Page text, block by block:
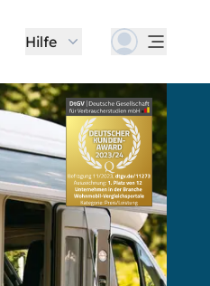
Hilfe